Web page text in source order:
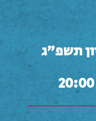
תשפ"ג
20:00